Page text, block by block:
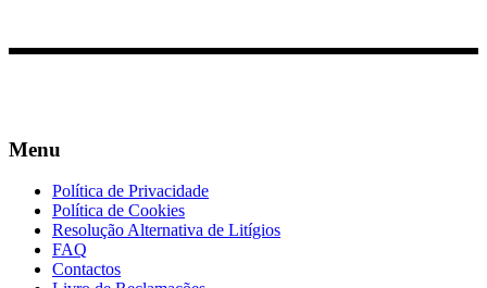
Menu
Política de Privacidade
Política de Cookies
Resolução Alternativa de Litígios
FAQ
Contactos